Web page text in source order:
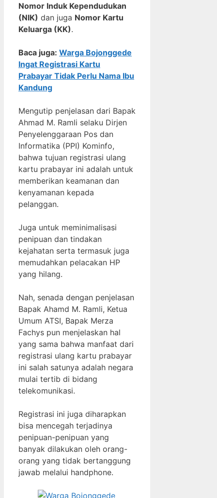
Nomor Induk Kependudukan
(NIK) dan juga Nomor Kartu
Keluarga (KK).
Baca juga: Warga Bojonggede
Ingat Registrasi Kartu
Prabayar Tidak Perlu Nama Ibu
Kandung
Mengutip penjelasan dari Bapak
Ahmad M. Ramli selaku Dirjen
Penyelenggaraan Pos dan
Informatika (PPI) Kominfo,
bahwa tujuan registrasi ulang
kartu prabayar ini adalah untuk
memberikan keamanan dan
kenyamanan kepada
pelanggan.
Juga untuk meminimalisasi
penipuan dan tindakan
kejahatan serta termasuk juga
memudahkan pelacakan HP
yang hilang.
Nah, senada dengan penjelasan
Bapak Ahamd M. Ramli, Ketua
Umum ATSI, Bapak Merza
Fachys pun menjelaskan hal
yang sama bahwa manfaat dari
registrasi ulang kartu prabayar
ini salah satunya adalah negara
mulai tertib di bidang
telekomunikasi.
Registrasi ini juga diharapkan
bisa mencegah terjadinya
penipuan-penipuan yang
banyak dilakukan oleh orang-
orang yang tidak bertanggung
jawab melalui handphone.